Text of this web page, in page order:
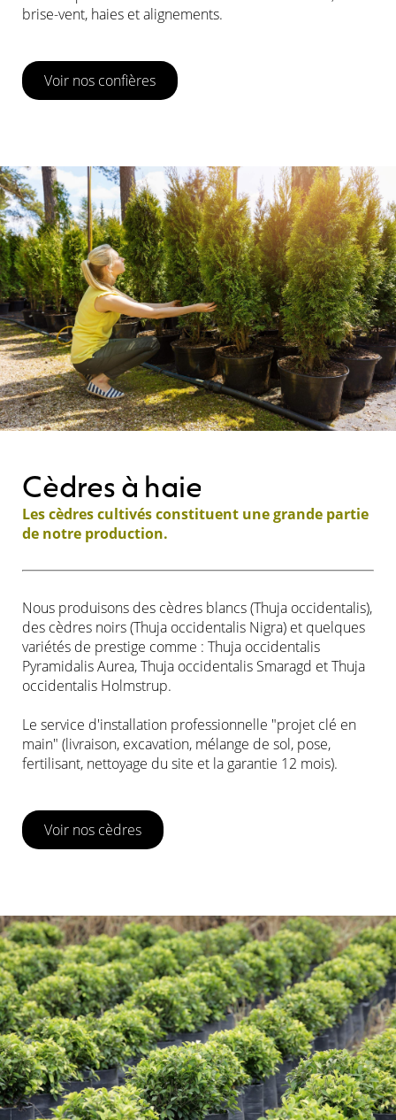
brise-vent, haies et alignements.
Voir nos confières
Cèdres à haie
Les cèdres cultivés constituent une grande partie
de notre production.
Nous produisons des cèdres blancs (Thuja occidentalis),
des cèdres noirs (Thuja occidentalis Nigra) et quelques
variétés de prestige comme : Thuja occidentalis
Pyramidalis Aurea, Thuja occidentalis Smaragd et Thuja
occidentalis Holmstrup.
Le service d'installation professionnelle "projet clé en
main" (livraison, excavation, mélange de sol, pose,
fertilisant, nettoyage du site et la garantie 12 mois).
Voir nos cèdres